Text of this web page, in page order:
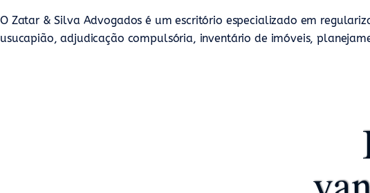
O Zatar & Silva Advogados é um escritório especializado em
usucapião, adjudicação compulsória, inventário de imóveis,